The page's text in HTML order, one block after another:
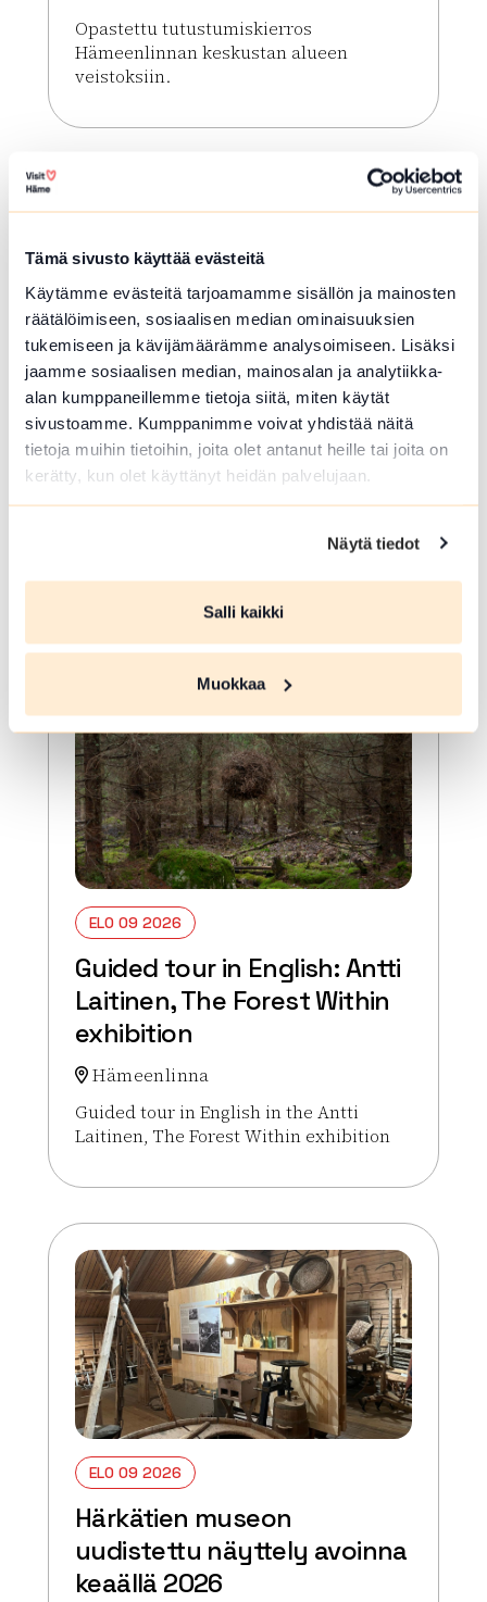
Tämä sivusto käyttää evästeitä
Käytämme evästeitä tarjoamamme sisällön ja mainosten
räätälöimiseen, sosiaalisen median ominaisuuksien
tukemiseen ja kävijämäärämme analysoimiseen. Lisäksi
jaamme sosiaalisen median, mainosalan ja analytiikka-
alan kumppaneillemme tietoja siitä, miten käytät
sivustoamme. Kumppanimme voivat yhdistää näitä
tietoja muihin tietoihin, joita olet antanut heille tai joita on
kerätty, kun olet käyttänyt heidän palvelujaan.
Näytä tiedot
Salli kaikki
Muokkaa
Opastettu tutustumiskierros
Hämeenlinnan keskustan alueen
veistoksiin.
ELO 09 2026
Veistoskierros
Hämeenlinna
veistoksiin.
Lue lisää tapahtumasta Veistoskierros
ELO 09 2026
Guided tour in English: Antti
Laitinen, The Forest Within
exhibition
Hämeenlinna
Guided tour in English in the Antti
Laitinen, The Forest Within exhibition
Lue lisää tapahtumasta Guided tour in English:
ELO 09 2026
Härkätien museon
uudistettu näyttely avoinna
keaällä 2026